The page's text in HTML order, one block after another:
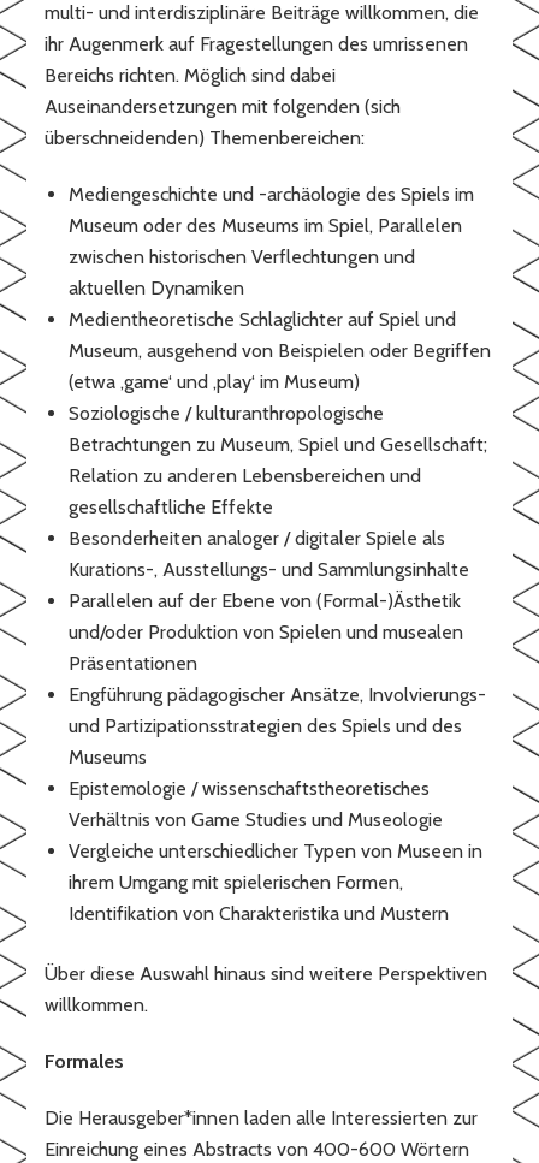
multi- und interdisziplinäre Beiträge willkommen, die
ihr Augenmerk auf Fragestellungen des umrissenen
Bereichs richten. Möglich sind dabei
Auseinandersetzungen mit folgenden (sich
überschneidenden) Themenbereichen:
Mediengeschichte und -archäologie des Spiels im
Museum oder des Museums im Spiel, Parallelen
zwischen historischen Verflechtungen und
aktuellen Dynamiken
Medientheoretische Schlaglichter auf Spiel und
Museum, ausgehend von Beispielen oder Begriffen
(etwa ‚game‘ und ‚play‘ im Museum)
Soziologische / kulturanthropologische
Betrachtungen zu Museum, Spiel und Gesellschaft;
Relation zu anderen Lebensbereichen und
gesellschaftliche Effekte
Besonderheiten analoger / digitaler Spiele als
Kurations-, Ausstellungs- und Sammlungsinhalte
Parallelen auf der Ebene von (Formal-)Ästhetik
und/oder Produktion von Spielen und musealen
Präsentationen
Engführung pädagogischer Ansätze, Involvierungs-
und Partizipationsstrategien des Spiels und des
Museums
Epistemologie / wissenschaftstheoretisches
Verhältnis von Game Studies und Museologie
Vergleiche unterschiedlicher Typen von Museen in
ihrem Umgang mit spielerischen Formen,
Identifikation von Charakteristika und Mustern
Über diese Auswahl hinaus sind weitere Perspektiven
willkommen.
Formales
Die Herausgeber*innen laden alle Interessierten zur
Einreichung eines Abstracts von 400-600 Wörtern